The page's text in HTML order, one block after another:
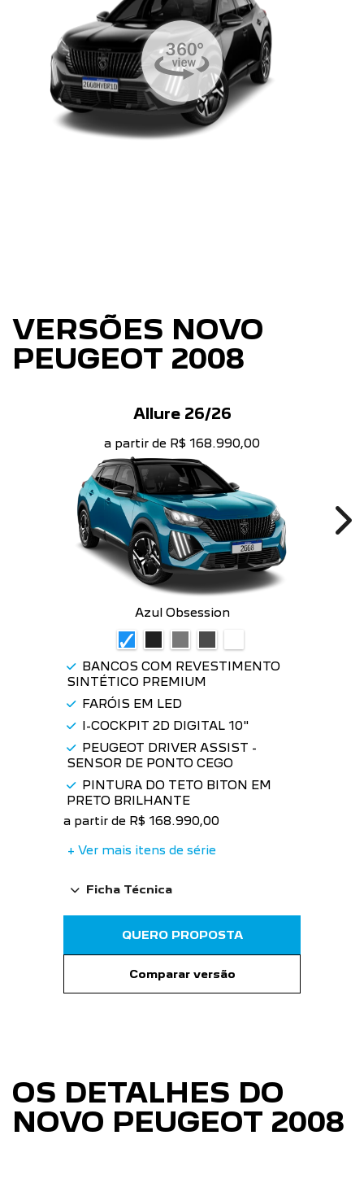
VERSÕES NOVO
PEUGEOT 2008
Allure 26/26
a partir de R$ 168.990,00
Azul Obsession
BANCOS COM REVESTIMENTO
SINTÉTICO PREMIUM
FARÓIS EM LED
I-COCKPIT 2D DIGITAL 10"
PEUGEOT DRIVER ASSIST -
SENSOR DE PONTO CEGO
PINTURA DO TETO BITON EM
PRETO BRILHANTE
a partir de R$ 168.990,00
+ Ver mais itens de série
Ficha Técnica
QUERO PROPOSTA
Comparar versão
OS DETALHES DO
NOVO PEUGEOT 2008